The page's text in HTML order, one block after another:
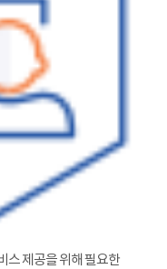
스 제공을 위해 필요한